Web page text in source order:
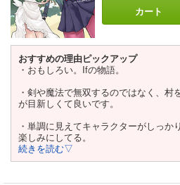
カート
おすすめの理由ピックアップ
・おもしろい。Ifの物語。
・剣や魔法で無双するのではなく、
が目新しくて良いです。
・単調に見えてキャラクターがしっか
楽しみにしてる。
続きを読む▽